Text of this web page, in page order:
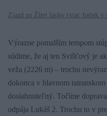
Zjazd zo Žltej lávky (viac fotiek v
Výrazne pomalším tempom
súdime, že aj ten Svišťový je
veža (2226 m) – trochu
dokonca v hlavnom
dosiahnuteľný. Točíme
odpája Lukáš 2. Trochu to v